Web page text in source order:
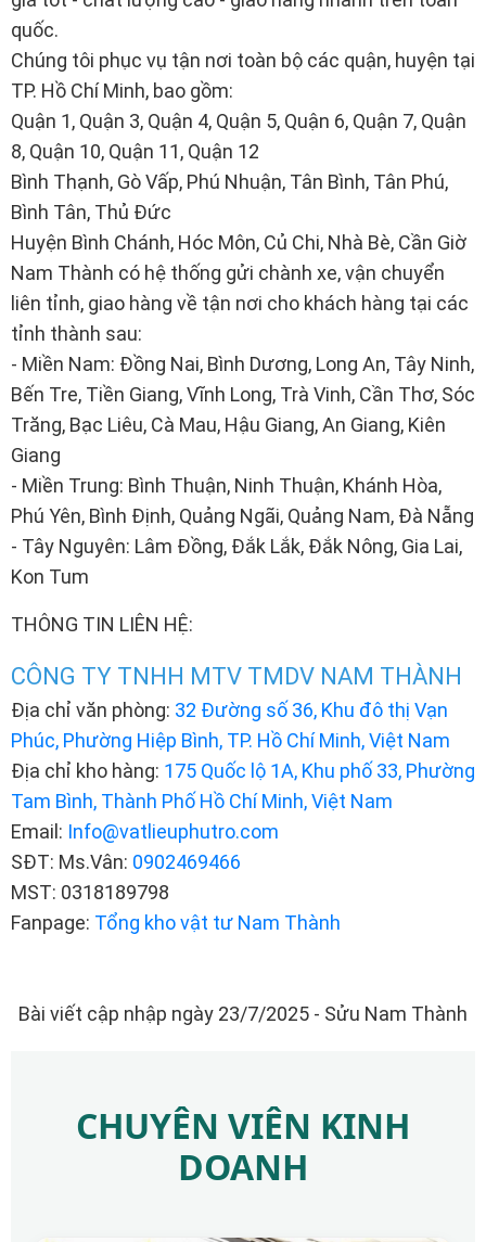
quốc.
Chúng tôi phục vụ tận nơi toàn bộ các quận, huyện tại
TP. Hồ Chí Minh, bao gồm:
Quận 1, Quận 3, Quận 4, Quận 5, Quận 6, Quận 7, Quận
8, Quận 10, Quận 11, Quận 12
Bình Thạnh, Gò Vấp, Phú Nhuận, Tân Bình, Tân Phú,
Bình Tân, Thủ Đức
Huyện Bình Chánh, Hóc Môn, Củ Chi, Nhà Bè, Cần Giờ
Nam Thành có hệ thống gửi chành xe, vận chuyển
liên tỉnh, giao hàng về tận nơi cho khách hàng tại các
tỉnh thành sau:
- Miền Nam: Đồng Nai, Bình Dương, Long An, Tây Ninh,
Bến Tre, Tiền Giang, Vĩnh Long, Trà Vinh, Cần Thơ, Sóc
Trăng, Bạc Liêu, Cà Mau, Hậu Giang, An Giang, Kiên
Giang
- Miền Trung: Bình Thuận, Ninh Thuận, Khánh Hòa,
Phú Yên, Bình Định, Quảng Ngãi, Quảng Nam, Đà Nẵng
- Tây Nguyên: Lâm Đồng, Đắk Lắk, Đắk Nông, Gia Lai,
Kon Tum
THÔNG TIN LIÊN HỆ:
CÔNG TY TNHH MTV TMDV NAM THÀNH
Địa chỉ văn phòng: 32 Đường số 36, Khu đô thị Vạn
Phúc, Phường Hiệp Bình, TP. Hồ Chí Minh, Việt Nam
Địa chỉ kho hàng: 175 Quốc lộ 1A, Khu phố 33, Phường
Tam Bình, Thành Phố Hồ Chí Minh, Việt Nam
Email: Info@vatlieuphutro.com
SĐT: Ms.Vân: 0902469466
MST: 0318189798
Fanpage: Tổng kho vật tư Nam Thành
Bài viết cập nhập ngày 23/7/2025 - Sửu Nam Thành
CHUYÊN VIÊN KINH
DOANH